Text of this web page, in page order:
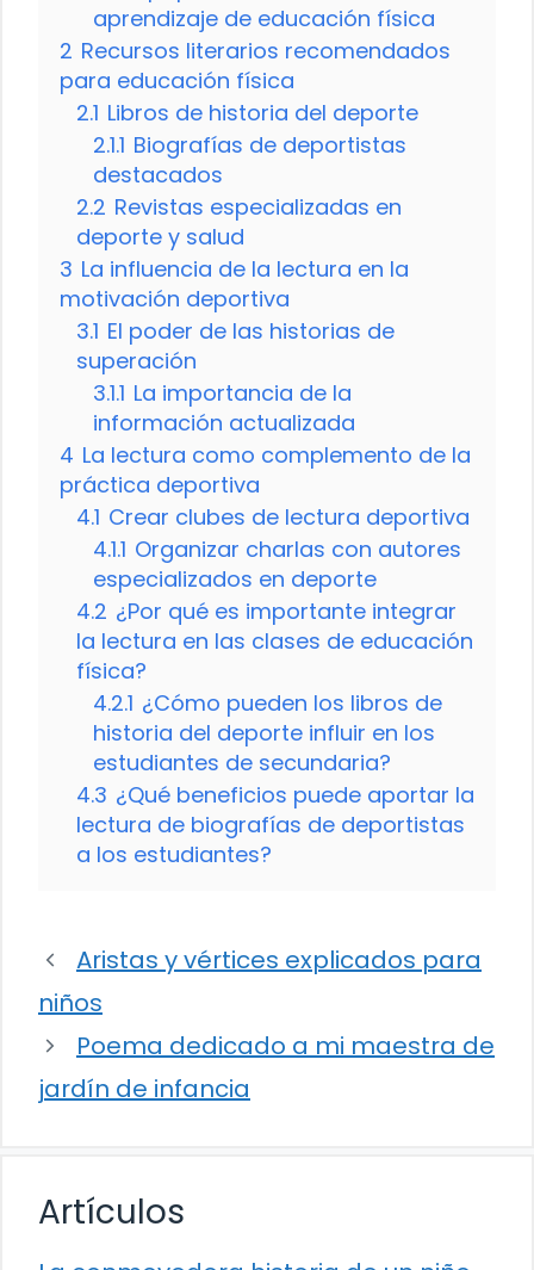
aprendizaje de educación física
2 Recursos literarios recomendados
para educación física
2.1 Libros de historia del deporte
2.1.1 Biografías de deportistas
destacados
2.2 Revistas especializadas en
deporte y salud
3 La influencia de la lectura en la
motivación deportiva
3.1 El poder de las historias de
superación
3.1.1 La importancia de la
información actualizada
4 La lectura como complemento de la
práctica deportiva
4.1 Crear clubes de lectura deportiva
4.1.1 Organizar charlas con autores
especializados en deporte
4.2 ¿Por qué es importante integrar
la lectura en las clases de educación
física?
4.2.1 ¿Cómo pueden los libros de
historia del deporte influir en los
estudiantes de secundaria?
4.3 ¿Qué beneficios puede aportar la
lectura de biografías de deportistas
a los estudiantes?
Aristas y vértices explicados para
niños
Poema dedicado a mi maestra de
jardín de infancia
Artículos